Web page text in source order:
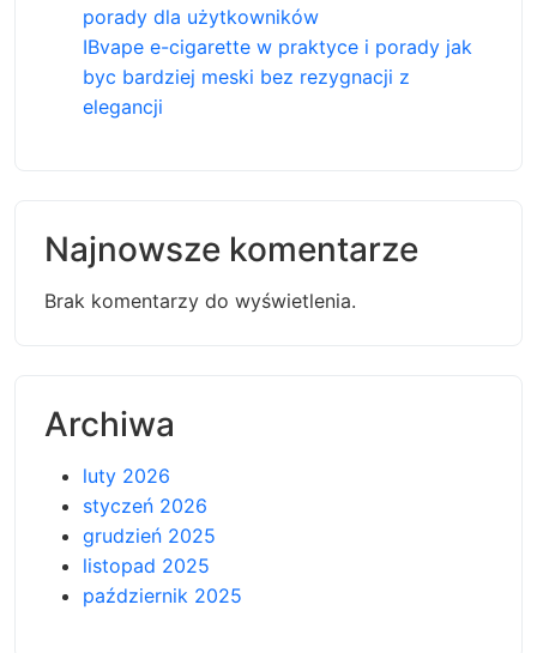
porady dla użytkowników
IBvape e-cigarette w praktyce i porady jak
byc bardziej meski bez rezygnacji z
elegancji
Najnowsze komentarze
Brak komentarzy do wyświetlenia.
Archiwa
luty 2026
styczeń 2026
grudzień 2025
listopad 2025
październik 2025